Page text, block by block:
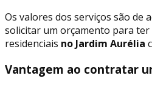
Os valores dos serviços são de
solicitar um orçamento para ter
residenciais no Jardim Aurélia
Vantagem ao contratar